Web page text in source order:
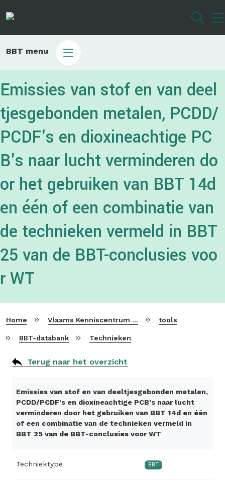
gaan
Main
BBT menu
Emissies van stof en van deel
tjesgebonden metalen, PCDD/
PCDF's en dioxineachtige PC
B's naar lucht verminderen do
or het gebruiken van BBT 14d
en één of een combinatie van
de technieken vermeld in BBT
25 van de BBT-conclusies voo
r WT
Home Vlaams Kenniscentrum voor Beste Beschikbare Technieken tools
BBT-databank Technieken
Terug naar het overzicht
Emissies van stof en van deeltjesgebonden metalen,
PCDD/PCDF's en dioxineachtige PCB's naar lucht
verminderen door het gebruiken van BBT 14d en één
of een combinatie van de technieken vermeld in
BBT 25 van de BBT-conclusies voor WT
Techniektype BBT